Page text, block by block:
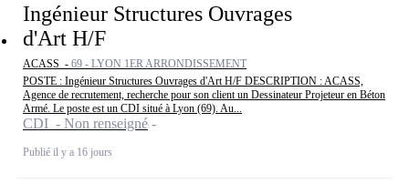
Ingénieur Structures Ouvrages
d'Art H/F
ACASS - 69 - LYON 1ER ARRONDISSEMENT
POSTE : Ingénieur Structures Ouvrages d'Art H/F DESCRIPTION : ACASS,
Agence de recrutement, recherche pour son client un Dessinateur Projeteur en Béton
Armé. Le poste est un CDI situé à Lyon (69). Au...
CDI - Non renseigné
Publié il y a 16 jours